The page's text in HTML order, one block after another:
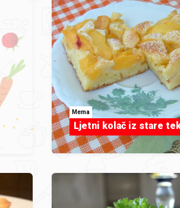
Mema
Ljetni kolač iz stare